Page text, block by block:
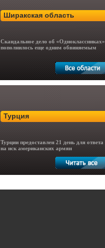
Ширакская область
Скандальное дело об «Одноклассниках»
пополнилось еще одним обвиняемым
Турция
Турции предоставлен 21 день для ответа
на иск американских армян